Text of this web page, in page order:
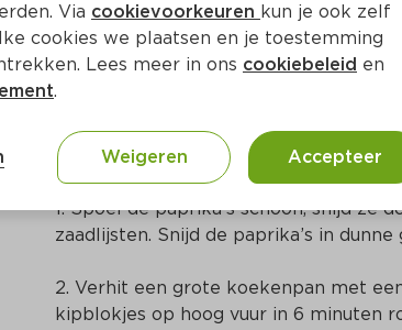
Mexicaans
Bereidingswijze
1. Spoel de paprika’s schoon, snijd ze
zaadlijsten. Snijd de paprika’s in
2. Verhit een grote koekenpan met
kipblokjes op hoog vuur in 6 minuten
Via cookievoorkeuren kun je ook zelf
cookies we plaatsen en je toestemming
Lees meer in ons cookiebeleid en
.
Weigeren Accepteer